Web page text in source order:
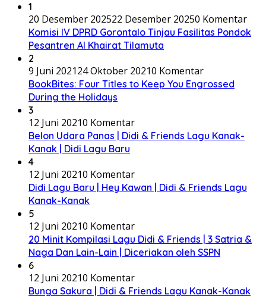
1
20 Desember 202522 Desember 20250 Komentar
Komisi IV DPRD Gorontalo Tinjau Fasilitas Pondok
Pesantren Al Khairat Tilamuta
2
9 Juni 202124 Oktober 20210 Komentar
BookBites: Four Titles to Keep You Engrossed
During the Holidays
3
12 Juni 20210 Komentar
Belon Udara Panas | Didi & Friends Lagu Kanak-
Kanak | Didi Lagu Baru
4
12 Juni 20210 Komentar
Didi Lagu Baru | Hey Kawan | Didi & Friends Lagu
Kanak-Kanak
5
12 Juni 20210 Komentar
20 Minit Kompilasi Lagu Didi & Friends | 3 Satria &
Naga Dan Lain-Lain | Diceriakan oleh SSPN
6
12 Juni 20210 Komentar
Bunga Sakura | Didi & Friends Lagu Kanak-Kanak